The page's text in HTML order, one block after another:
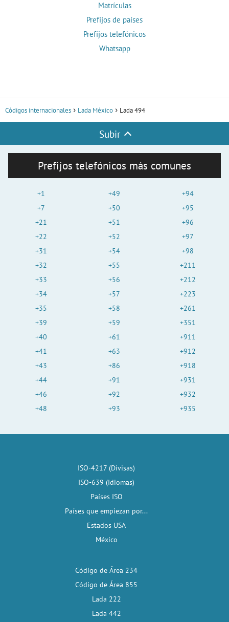
Matrículas
Prefijos de países
Prefijos telefónicos
Whatsapp
Códigos internacionales Lada México Lada 494
Subir
Prefijos telefónicos más comunes
+1
+7
+21
+22
+31
+32
+33
+34
+35
+39
+40
+41
+43
+44
+46
+48
+49
+50
+51
+52
+54
+55
+56
+57
+58
+59
+61
+63
+86
+91
+92
+93
+94
+95
+96
+97
+98
+211
+212
+223
+261
+351
+911
+912
+918
+931
+932
+935
ISO-4217 (Divisas)
ISO-639 (Idiomas)
Países ISO
Países que empiezan por...
Estados USA
México
Código de Área 234
Código de Área 855
Lada 222
Lada 442